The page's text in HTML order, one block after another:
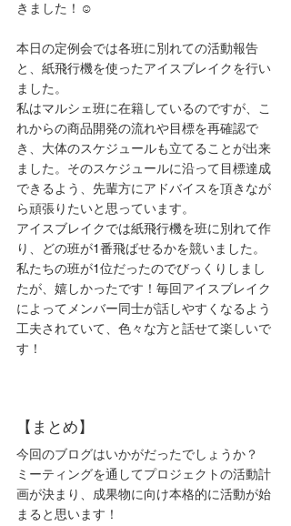
きました！☺️
本日の定例会では各班に別れての活動報告
と、紙飛行機を使ったアイスブレイクを行い
ました。
私はマルシェ班に在籍しているのですが、こ
れからの商品開発の流れや目標を再確認で
き、大体のスケジュールも立てることが出来
ました。そのスケジュールに沿って目標達成
できるよう、先輩方にアドバイスを頂きなが
ら頑張りたいと思っています。
アイスブレイクでは紙飛行機を班に別れて作
り、どの班が1番飛ばせるかを競いました。
私たちの班が1位だったのでびっくりしまし
たが、嬉しかったです！毎回アイスブレイク
によってメンバー同士が話しやすくなるよう
工夫されていて、色々な方と話せて楽しいで
す！
【まとめ】
今回のブログはいかがだったでしょうか？
ミーティングを通してプロジェクトの活動計
画が決まり、成果物に向け本格的に活動が始
まると思います！